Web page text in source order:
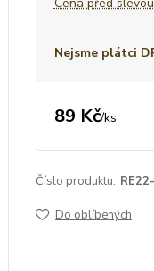
Nejsme plátci
89 Kč/ks
Číslo produktu:
Do oblíbených